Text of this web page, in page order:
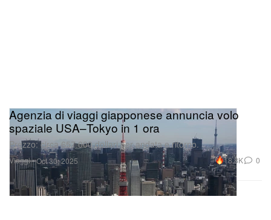
Viaggi
Agenzia di viaggi giapponese annuncia volo
spaziale USA–Tokyo in 1 ora
Prezzo: circa 657.000 dollari per andata e ritorno.
Oct 30, 2025 18.8K 0